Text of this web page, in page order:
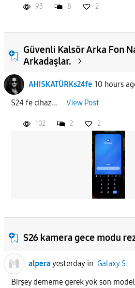
93 8 2
Güvenli Kalsör Arka Fon
Arkadaşlar.
AHISKATÜRKs24fe 10 hours
S24 fe cihaz... View Post
102 2 2
S26 kamera gece modu
alpera yesterdayin Galaxy S
Birşey dememe gerek yok son